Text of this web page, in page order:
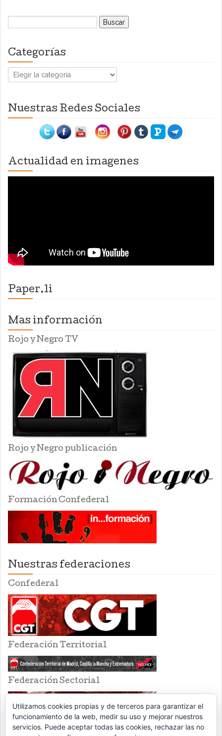
Buscar:
Categorías
Categorías
Nuestras Redes Sociales
Actualidad en imagenes
Paper.li
Mas información
Rojo y Negro TV
Rojo y Negro publicación
Formación Confederal
Nuestras federaciones
Confederal
Federación Territorial
Federación Sectorial
Utilizamos cookies propias y de terceros para garantizar el
funcionamiento de la web, medir su uso y mejorar nuestros
servicios. Puede aceptar todas las cookies, rechazar las no